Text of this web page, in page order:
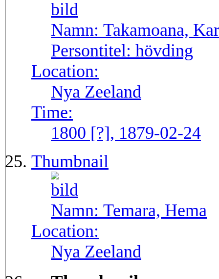
Namn: Takamoana,
Persontitel: hövding
Location:
Nya Zeeland
Time:
1800 [?], 1879-02-24
Thumbnail
Namn: Temara, Hema
Location:
Nya Zeeland